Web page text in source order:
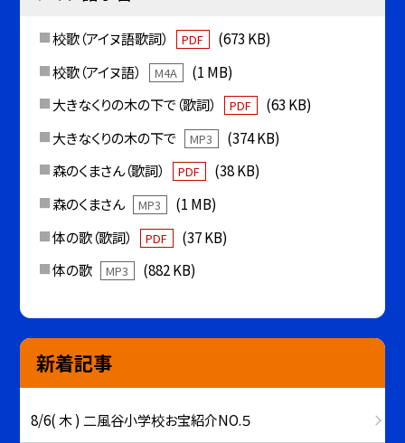
校歌（アイヌ語歌詞） PDF
(673 KB)
校歌（アイヌ語）
M4A
(1 MB)
大きなくりの木の下で（歌詞）
PDF
(63 KB)
大きなくりの木の下で
MP3
(374 KB)
森のくまさん（歌詞）
PDF
(38 KB)
森のくまさん
MP3
(1 MB)
体の歌（歌詞）
PDF
(37 KB)
体の歌
MP3 (882 KB)
新着記事
8/6( 木 ) 二風谷小学校お宝紹介NO.５